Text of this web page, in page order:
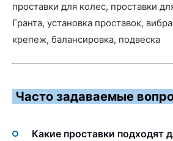
проставки для колес, проставки
Гранта, установка проставок,
крепеж, балансировка, подвеска
Часто задаваемые
Какие проставки подходят